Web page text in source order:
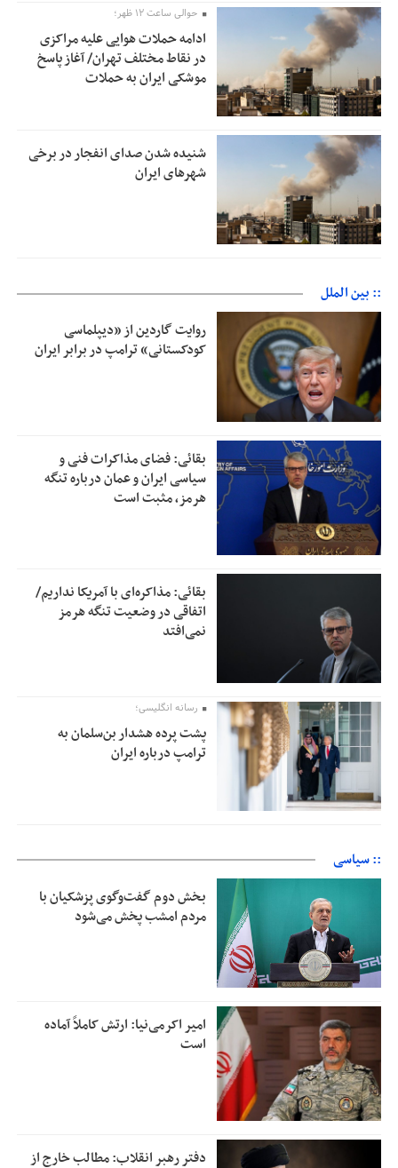
حوالی ساعت ۱۲ ظهر؛
ادامه حملات هوایی علیه مراکزی
در نقاط مختلف تهران/ آغاز پاسخ
موشکی ایران به حملات
شنیده شدن صدای انفجار در برخی
شهرهای ایران
:: بین الملل
روایت گاردین از «دیپلماسی
کودکستانی» ترامپ در برابر ایران
بقائی: فضای مذاکرات فنی و
سیاسی ایران و عمان درباره تنگه
هرمز، مثبت است
بقائی: مذاکره‌ای با آمریکا نداریم/
اتفاقی در وضعیت تنگه هرمز
نمی‌افتد
رسانه انگلیسی؛
پشت پرده هشدار بن‌سلمان به
ترامپ درباره ایران
:: سیاسی
بخش دوم گفت‌وگوی پزشکیان با
مردم امشب پخش می‌شود
امیر اکرمی‌نیا: ارتش کاملاً آماده
است
دفتر رهبر انقلاب: مطالب خارج از